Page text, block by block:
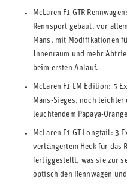
McLaren F1 GTR
Rennsport gebaut, vor
Mans, mit Modifikationen
Innenraum und mehr
beim ersten Anlauf.
McLaren F1 LM Edition: 5
Mans-Sieges, noch
leuchtendem Papaya-
McLaren F1 GT Longtail: 3
verlängertem Heck für das
fertiggestellt, was sie zur
optisch den Rennwagen